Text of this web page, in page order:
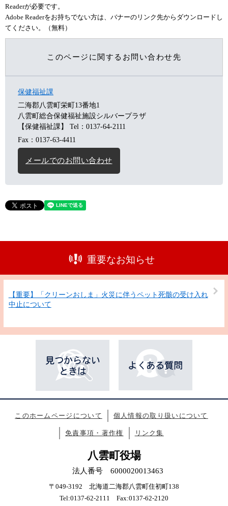
Readerが必要です。
Adobe Readerをお持ちでない方は、バナーのリンク先からダウンロードし
てください。（無料）
このページに関するお問い合わせ先
保健福祉課
二海郡八雲町栄町13番地1
八雲町総合保健福祉施設シルバープラザ
【保健福祉課】
Tel：0137-64-2111
Fax：0137-63-4411
メールでのお問い合わせ
重要なお知らせ
【重要】「クリーンおしま」火災に伴うペット死骸の受け入れ
中止について
このホームページについて 個人情報の取り扱いについて
免責事項・著作権 リンク集
八雲町役場
法人番号 6000020013463
〒049-3192 北海道二海郡八雲町住初町138
Tel:0137-62-2111 Fax:0137-62-2120